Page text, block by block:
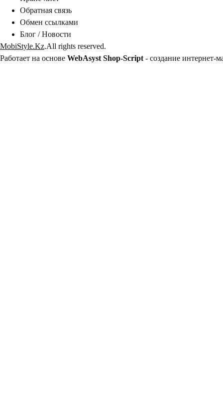
Обратная связь
Обмен ссылками
Блог / Новости
MobiStyle.Kz.All rights reserved.
Работает на основе WebAsyst Shop-Script - создание интернет-